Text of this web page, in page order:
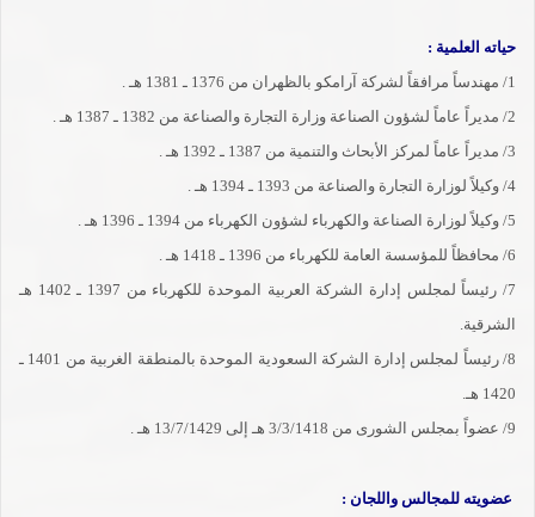
حياته العلمية :
1/ مهندساً مرافقاً لشركة آرامكو بالظهران من 1376 ـ 1381 هـ .
2/ مديراً عاماً لشؤون الصناعة وزارة التجارة والصناعة من 1382 ـ 1387 هـ .
3/ مديراً عاماً لمركز الأبحاث والتنمية من 1387 ـ 1392 هـ .
4/ وكيلاً لوزارة التجارة والصناعة من 1393 ـ 1394 هـ .
5/ وكيلاً لوزارة الصناعة والكهرباء لشؤون الكهرباء من 1394 ـ 1396 هـ .
6/ محافظاً للمؤسسة العامة للكهرباء من 1396 ـ 1418 هـ .
7/ رئيساً لمجلس إدارة الشركة العربية الموحدة للكهرباء من 1397 ـ 1402 هـ
الشرقية.
8/ رئيساً لمجلس إدارة الشركة السعودية الموحدة بالمنطقة الغربية من 1401 ـ
1420 هـ.
9/ عضواً بمجلس الشورى من 3/3/1418 هـ إلى 13/7/1429 هـ .
عضويته للمجالس واللجان :